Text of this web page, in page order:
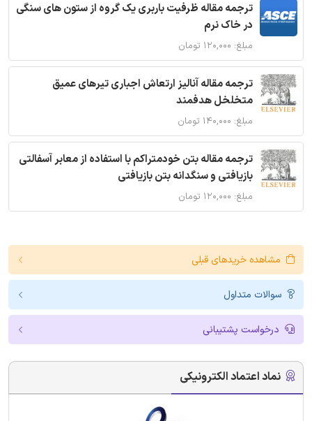
ترجمه مقاله ظرفیت باربری یک گروه از ستون های سنگی
در خاک نرم
مبلغ: ۱۲۰,۰۰۰ تومان
ترجمه مقاله آنالیز ارتعاش اجباری تیرهای عمیق
متخلخل هدفمند
مبلغ: ۱۴۰,۰۰۰ تومان
ترجمه مقاله بتن خودمتراکم با استفاده از معابر آسفالتی
بازیافتی و سنگدانه بتن بازیافتی
مبلغ: ۱۲۰,۰۰۰ تومان
مشاهده خریدهای قبلی
سوالات متداول
درخواست پشتیبانی
نماد اعتماد الکترونیکی